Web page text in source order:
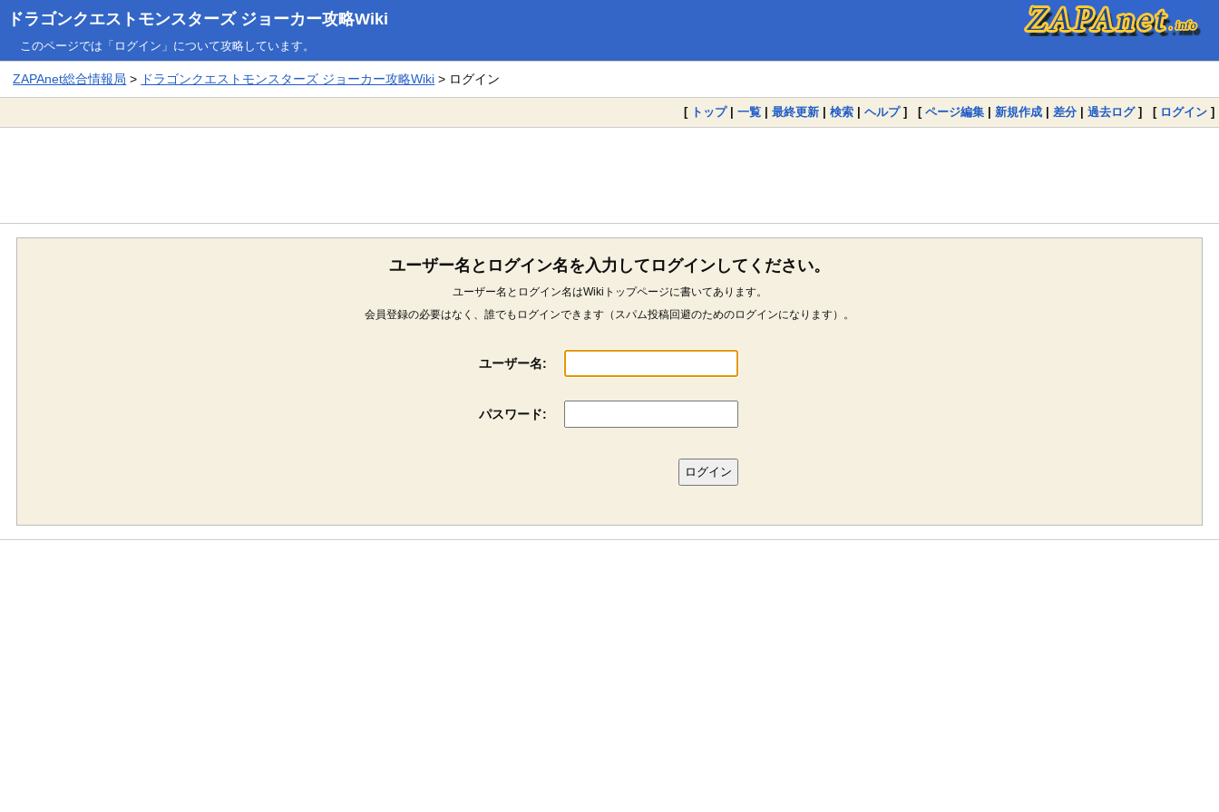
ドラゴンクエストモンスターズ ジョーカー攻略Wiki
このページでは「ログイン」について攻略しています。
ZAPAnet総合情報局 > ドラゴンクエストモンスターズ ジョーカー攻略Wiki > ログイン
[ トップ| 一覧 | 最終更新 | 検索 | ヘルプ] [ ページ編集 | 新規作成 | 差分 | 過去ログ] [ ログイン ]
ユーザー名とログイン名を入力してログインしてください。
ユーザー名とログイン名はWikiトップページに書いてあります。
会員登録の必要はなく、誰でもログインできます（スパム投稿回避のためのログインになります）。
ユーザー名:
パスワード: